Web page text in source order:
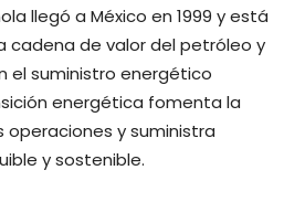
llegó a México en 1999 y está
cadena de valor del petróleo y
el suministro energético
energética fomenta la
operaciones y suministra
y sostenible.